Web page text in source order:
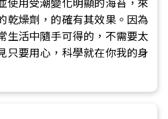
使用受潮變化明顯的海苔，來
乾燥劑，的確有其效果。因為
生活中隨手可得的，不需要太
只要用心，科學就在你我的身